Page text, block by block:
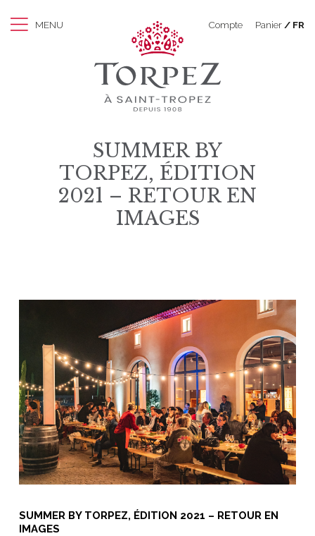
MENU Compte Panier FR
SUMMER BY
TORPEZ, ÉDITION
2021 – RETOUR EN
IMAGES
SUMMER BY TORPEZ, ÉDITION 2021 – RETOUR EN
IMAGES